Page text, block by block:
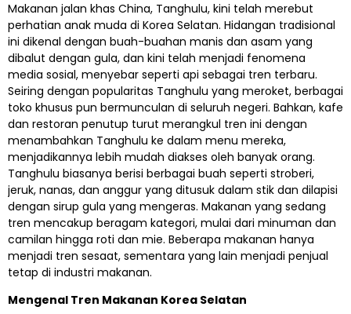
Makanan jalan khas China, Tanghulu, kini telah merebut
perhatian anak muda di Korea Selatan. Hidangan tradisional
ini dikenal dengan buah-buahan manis dan asam yang
dibalut dengan gula, dan kini telah menjadi fenomena
media sosial, menyebar seperti api sebagai tren terbaru.
Seiring dengan popularitas Tanghulu yang meroket, berbagai
toko khusus pun bermunculan di seluruh negeri. Bahkan, kafe
dan restoran penutup turut merangkul tren ini dengan
menambahkan Tanghulu ke dalam menu mereka,
menjadikannya lebih mudah diakses oleh banyak orang.
Tanghulu biasanya berisi berbagai buah seperti stroberi,
jeruk, nanas, dan anggur yang ditusuk dalam stik dan dilapisi
dengan sirup gula yang mengeras. Makanan yang sedang
tren mencakup beragam kategori, mulai dari minuman dan
camilan hingga roti dan mie. Beberapa makanan hanya
menjadi tren sesaat, sementara yang lain menjadi penjual
tetap di industri makanan.
Mengenal Tren Makanan Korea Selatan